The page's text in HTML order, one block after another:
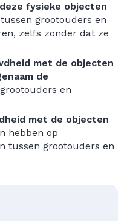
fysieke objecten
grootouders en
zelfs zonder dat ze
met de objecten
de
en
met de objecten
hebben op
tussen grootouders en